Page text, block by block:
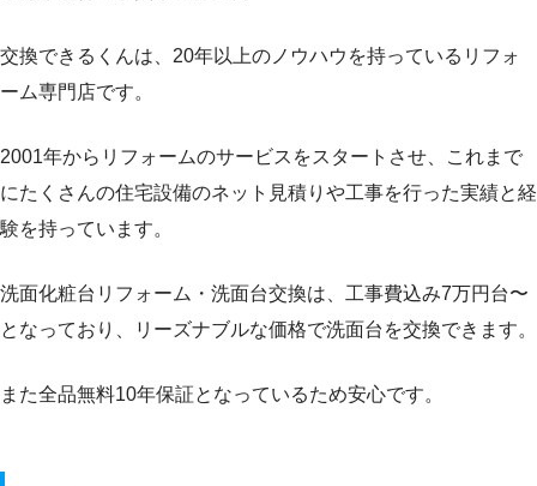
交換できるくんは、20年以上のノウハウを持っているリフォ
ーム専門店です。
2001年からリフォームのサービスをスタートさせ、これまで
にたくさんの住宅設備のネット見積りや工事を行った実績と経
験を持っています。
洗面化粧台リフォーム・洗面台交換は、工事費込み7万円台〜
となっており、リーズナブルな価格で洗面台を交換できます。
また全品無料10年保証となっているため安心です。